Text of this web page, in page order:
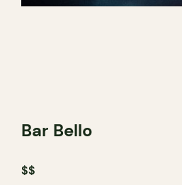
Bar Bello
$$